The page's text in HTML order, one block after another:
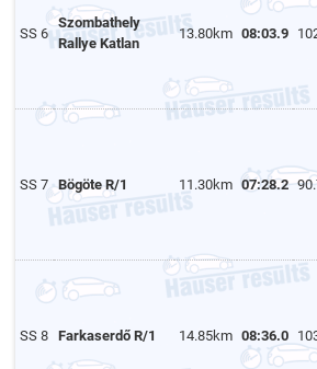
SS 6
Szombathely
Rallye Katlan
13.80km 08:03.9
SS 7 Bögöte R/1 11.30km 07:28.2
SS 8 Farkaserdő R/1 14.85km 08:36.0